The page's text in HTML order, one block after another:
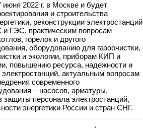
2022 г. в Москве и будет
и строительства
реконструкции электростанций
практическим вопросам
горелок и другого
оборудованию для газоочистки,
и экологии, приборам КИП и
повышению ресурса, надежности и
актуальным вопросам
современного
– насосов, арматуры,
защиты персонала электростанций,
энергетики России и стран СНГ.